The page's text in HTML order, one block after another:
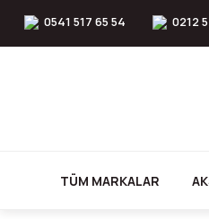
0541 517 65 54 0212
TÜM MARKALAR